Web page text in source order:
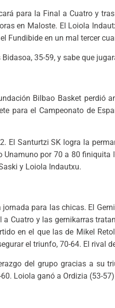
para la Final a Cuatro y
en Maloste. El Loiola
Fundibide en un mal tercer
35-59, y sabe que
Bilbao Basket perdió
para el Campeonato de
El Santurtzi SK logra la
por 70 a 80
y Loiola Indautxu.
para las chicas. El
Cuatro y las gernikarras
en el que las de Mikel
el triunfo, 70-64. El rival
del grupo gracias a su
Loiola ganó a Ordizia (53-